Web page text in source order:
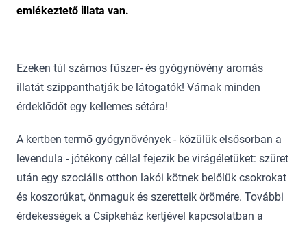
emlékeztető illata van.
Ezeken túl számos fűszer- és gyógynövény aromás
illatát szippanthatják be látogatók! Várnak minden
érdeklődőt egy kellemes sétára!
A kertben termő gyógynövények - közülük elsősorban a
levendula - jótékony céllal fejezik be virágéletüket: szüret
után egy szociális otthon lakói kötnek belőlük csokrokat
és koszorúkat, önmaguk és szeretteik örömére. További
érdekességek a Csipkeház kertjével kapcsolatban a